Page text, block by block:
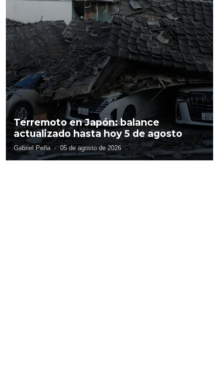
Terremoto en Japón: balance
actualizado hasta hoy 5 de agosto
Gabriel Peña · 05 de agosto de 2026